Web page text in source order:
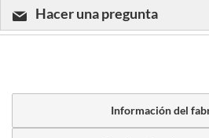
Hacer una pregunta
Información del